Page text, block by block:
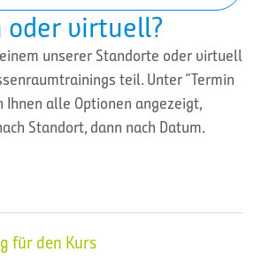
oder virtuell?
unserer Standorte oder virtuell
teil. Unter “Termin
Ihnen alle Optionen angezeigt,
Standort, dann nach Datum.
für den Kurs